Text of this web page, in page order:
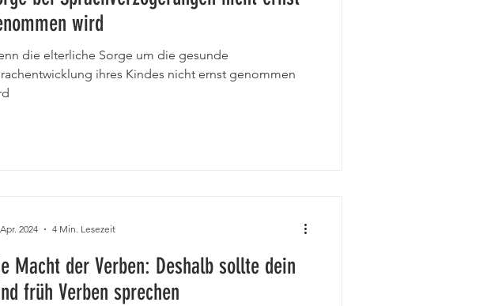
wird
die elterliche Sorge um die gesunde
ihres Kindes nicht ernst genommen
Macht der Verben: Deshalb sollte dein
früh Verben sprechen
2024 4 Min. Lesezeit